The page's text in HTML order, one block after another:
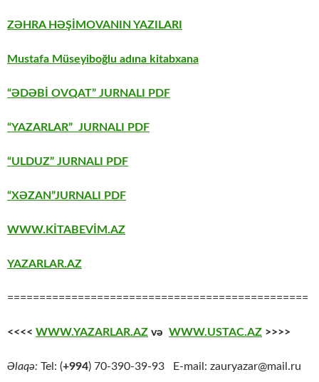
ZƏHRA HƏŞİMOVANIN YAZILARI
Mustafa Müseyiboğlu adına kitabxana
“ƏDƏBİ OVQAT” JURNALI PDF
“YAZARLAR” JURNALI PDF
“ULDUZ” JURNALI PDF
“XƏZAN”JURNALI PDF
WWW.KİTABEVİM.AZ
YAZARLAR.AZ
===============================================
<<<< WWW.YAZARLAR.AZ və WWW.USTAC.AZ >>>>
Əlaqə: Tel: (+994) 70-390-39-93 E-mail: zauryazar@mail.ru